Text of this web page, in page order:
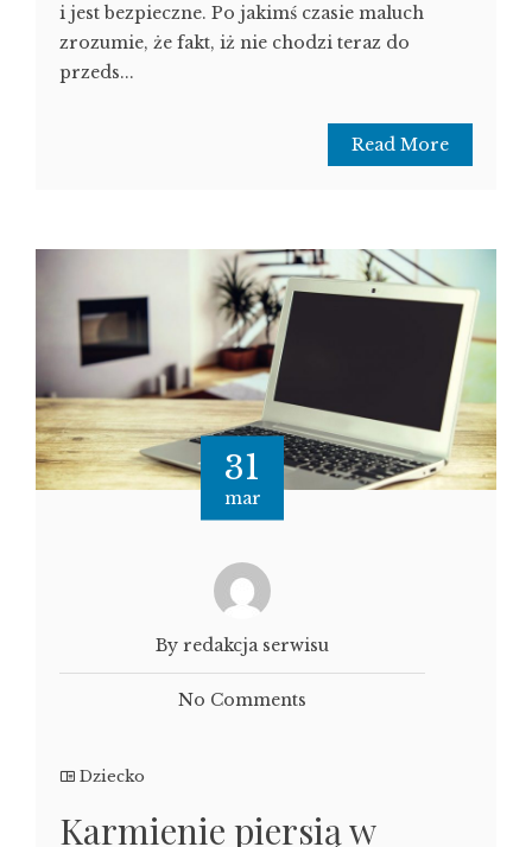
i jest bezpieczne. Po jakimś czasie maluch
zrozumie, że fakt, iż nie chodzi teraz do
przeds...
Read More
31
mar
By redakcja serwisu
No Comments
Dziecko
Karmienie piersią w